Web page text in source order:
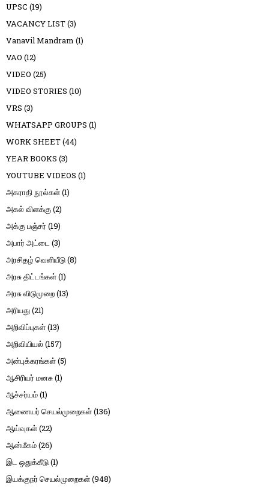
UPSC (19)
VACANCY LIST(3)
Vanavil Mandram (1)
VAO (12)
VIDEO (25)
VIDEO STORIES (10)
VRS (3)
WHATSAPP GROUPS (1)
WORK SHEET(44)
YEAR BOOKS (3)
YOUTUBE VIDEOS (1)
அகராதி நூல்கள்(1)
அகல் விளக்கு(2)
அக்கு பஞ்சர் (19)
அபார் அட்டை (3)
அரசிதழ் வெளியீடு(8)
அரசு திட்டங்கள்(1)
அரசு விடுமுறை(13)
அரியது(21)
அறிவிப்புகள்(13)
அறிவியியல் (157)
அன்புக்கரங்கள்(5)
ஆசிரியர் மனசு(1)
ஆச்சர்யம்(1)
ஆணையர் செயல்முறைகள்(136)
ஆய்வுகள்(22)
ஆன்மீகம்(26)
இட ஒதுக்கீடு(1)
இயக்குநர் செயல்முறைகள்(948)